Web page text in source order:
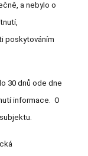
a nebylo o
poskytováním
30 dnů ode dne
informace. O